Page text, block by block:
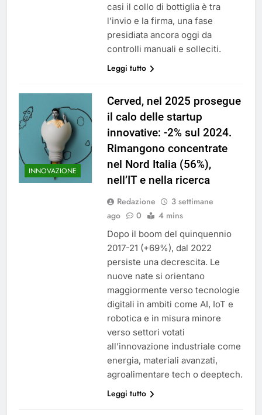
casi il collo di bottiglia è tra
l’invio e la firma, una fase
presidiata ancora oggi da
controlli manuali e solleciti.
Leggi tutto
INNOVAZIONE
Cerved, nel 2025 prosegue
il calo delle startup
innovative: -2% sul 2024.
Rimangono concentrate
nel Nord Italia (56%),
nell’IT e nella ricerca
Redazione
3 settimane
ago
0 4 mins
Dopo il boom del quinquennio
2017-21 (+69%), dal 2022
persiste una decrescita. Le
nuove nate si orientano
maggiormente verso tecnologie
digitali in ambiti come AI, IoT e
robotica e in misura minore
verso settori votati
all’innovazione industriale come
energia, materiali avanzati,
agroalimentare tech o deeptech.
Leggi tutto